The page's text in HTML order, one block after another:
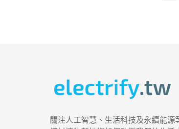
關注人工智慧、生活科技及永續能源